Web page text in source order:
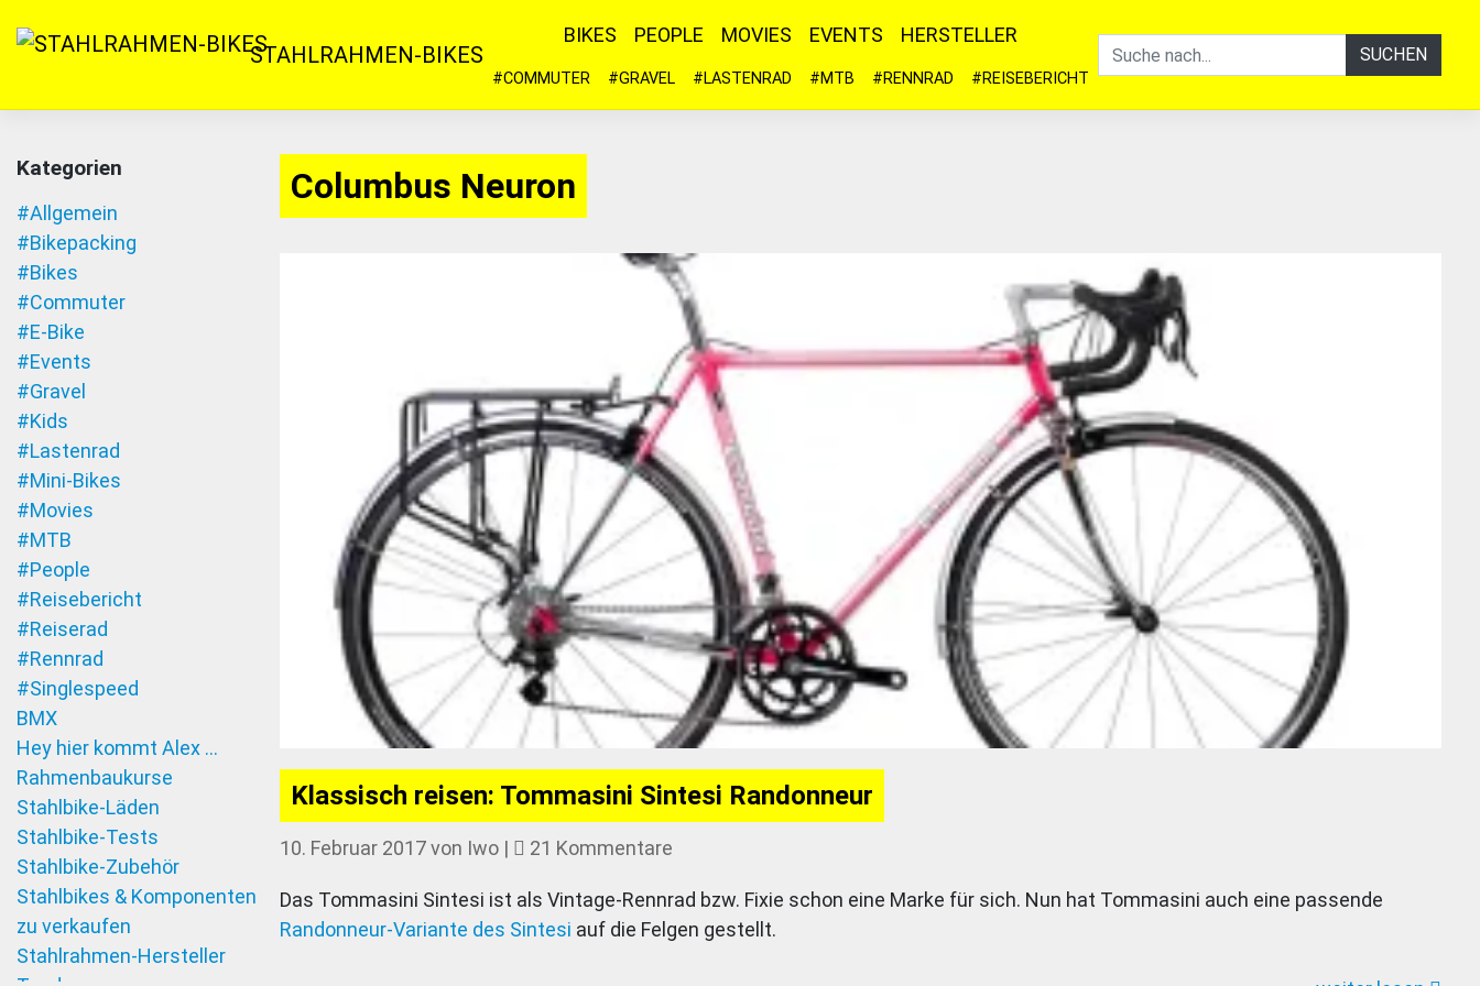
Inhalt
STAHLRAHMEN-BIKES SUCHEN
BIKES PEOPLE MOVIES EVENTS HERSTELLER
#COMMUTER #GRAVEL #LASTENRAD #MTB #RENNRAD #REISEBERICHT
Kategorien
#Allgemein
#Bikepacking
#Bikes
#Commuter
#E-Bike
#Events
#Gravel
#Kids
#Lastenrad
#Mini-Bikes
#Movies
#MTB
#People
#Reisebericht
#Reiserad
#Rennrad
#Singlespeed
BMX
Hey hier kommt Alex …
Rahmenbaukurse
Stahlbike-Läden
Stahlbike-Tests
Stahlbike-Zubehör
Stahlbikes & Komponenten
zu verkaufen
Stahlrahmen-Hersteller
Columbus Neuron
Klassisch reisen: Tommasini Sintesi Randonneur
10. Februar 2017von Iwo | 21 Kommentare
reisen:
Tommasini
Das Tommasini Sintesi ist als Vintage-Rennrad bzw. Fixie schon eine Marke für sich. Nun hat Tommasini auch eine passende
Randonneur-Variante des Sintesi auf die Felgen gestellt.